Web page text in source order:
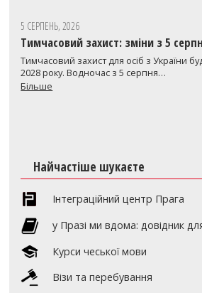
5 СЕРПЕНЬ, 2026
Тимчасовий захист: зміни з 5
Тимчасовий захист для осіб з України
2028 року. Водночас з 5 серпня…
Більше
Найчастіше шукаєте
Інтеграційний центр Прага
y Празі ми вдома: довідник
Курси чеської мови
Візи та перебування